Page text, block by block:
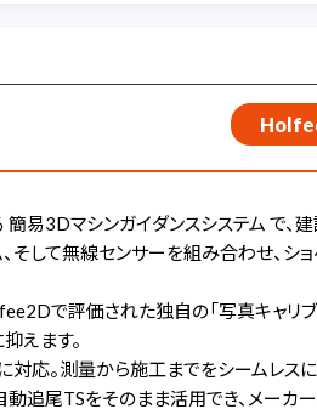
簡易3Dマシンガイダンスシステム
、そして無線センサーを組み合わせ、
で評価された独自の「写真キャリ
えます。
対応。測量から施工までをシームレ
追尾TSをそのまま活用でき、メーカ